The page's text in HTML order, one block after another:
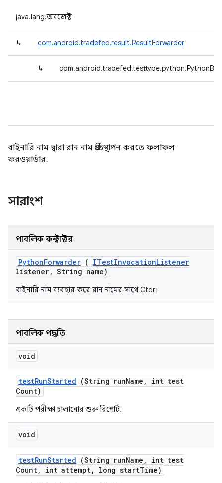
java.lang.অবজেক্ট
↳ com.android.tradefed.result.ResultForwarder
↳
বাইনারি নাম দ্বারা রান নাম প্রতিস্থাপন করতে ফলাফল
ফরওয়ার্ডার.
সারাংশ
পাবলিক কনস্ট্রাক্টর
PythonForwarder ( ITestInvocationListener
listener, String name)
বাইনারি নাম ব্যবহার করে রান নামের সাথে Ctor।
পাবলিক পদ্ধতি
void
testRunStarted (String runName ,
int test
Count)
একটি পরীক্ষা চালানোর শুরু রিপোর্ট.
void
testRunStarted (String runName ,
int test
Count, int attempt, long startTime)